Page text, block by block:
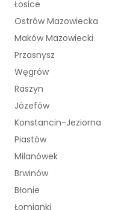
Łosice
Ostrów Mazowiecka
Maków Mazowiecki
Przasnysz
Węgrów
Raszyn
Józefów
Konstancin-Jeziorna
Piastów
Milanówek
Brwinów
Błonie
Łomianki